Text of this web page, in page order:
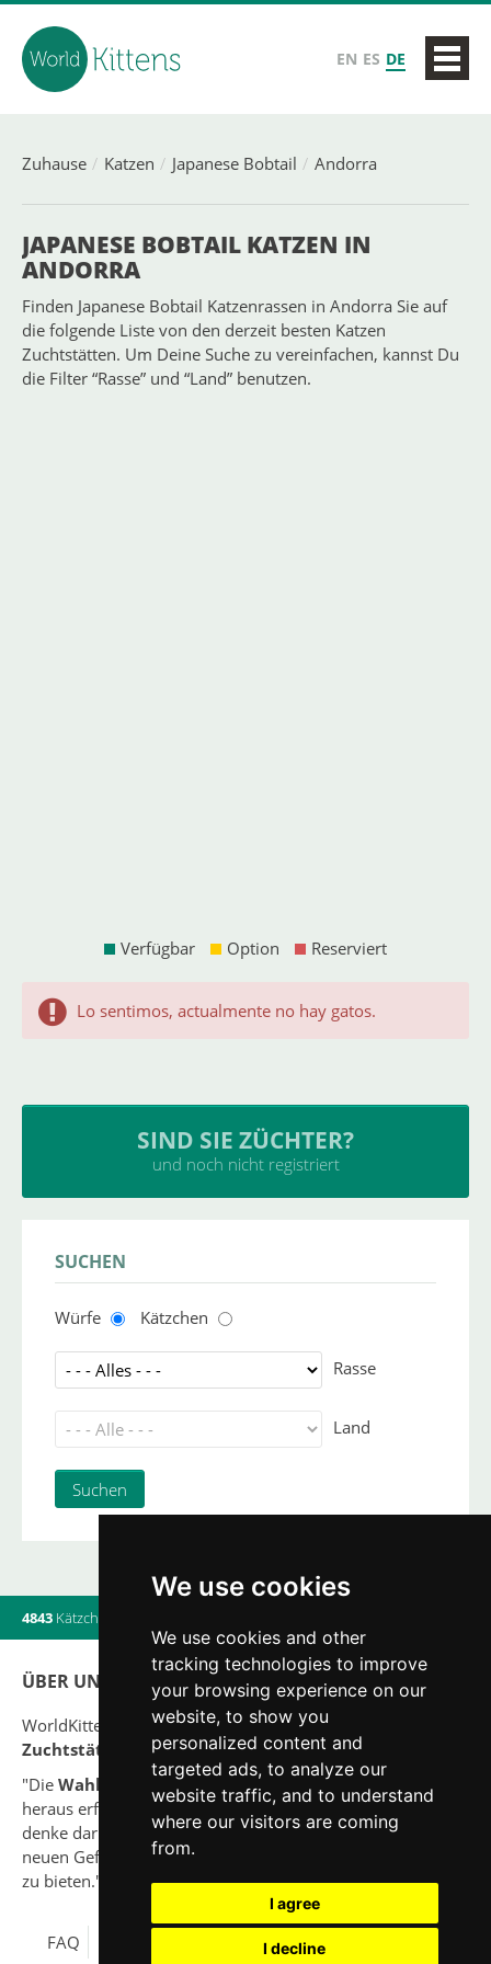
We use cookies
We use cookies and other
tracking technologies to improve
your browsing experience on our
website, to show you
personalized content and
targeted ads, to analyze our
website traffic, and to understand
where our visitors are coming
from.
I agree
I decline
EN ES DE
Zuhause Katzen Japanese Bobtail Andorra
JAPANESE BOBTAIL KATZEN IN
ANDORRA
Finden Japanese Bobtail Katzenrassen in Andorra Sie auf
die folgende Liste von den derzeit besten Katzen
Zuchtstätten. Um Deine Suche zu vereinfachen, kannst Du
die Filter “Rasse” und “Land” benutzen.
Verfügbar Option Reserviert
Lo sentimos, actualmente no hay gatos.
SIND SIE ZÜCHTER?
und noch nicht registriert
SUCHEN
Würfe Kätzchen
Rasse
Land
4843 Kätzchen
ÜBER UNS
WorldKittens verfügt über die derzeit größte Liste von
Zuchtstätten und Katzenwürfen.
"Die Wahl einer Katze sollte niemals aus einer Laune
heraus erfolgen. Analysiere zuerst Deine Situation und
denke darüber nach, ob Du imstande sein wirst, Deinem
neuen Gefährten, ein Leben lang, eine hohe Lebensqualität
zu bieten."
FAQ Datenschutzrichtlinie